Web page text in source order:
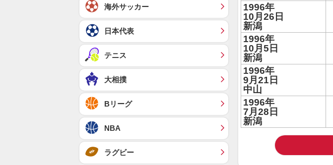
1996年
10月26日
新潟
1996年
10月5日
新潟
1996年
9月21日
中山
1996年
7月28日
新潟
海外サッカー
日本代表
テニス
大相撲
Bリーグ
NBA
ラグビー